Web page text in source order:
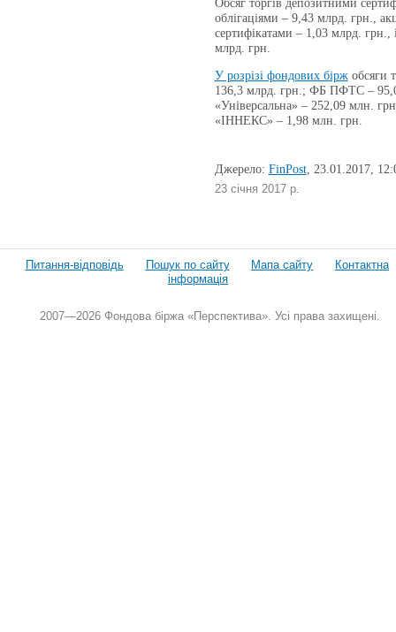
Обсяг торгів депозитними
облігаціями – 9,43 млрд. грн.,
сертифікатами – 1,03 млрд.
млрд. грн.
У розрізі фондових біржобсяги
136,3 млрд. грн.; ФБ ПФТС –
«Універсальна» – 252,09 млн.
«ІННЕКС» – 1,98 млн. грн.
Джерело: FinPost, 23.01.2017,
23 січня 2017 р.
Питання-відповідь Пошук по сайту Мапа сайту
Контактна
інформація
2007—2026 Фондова біржа «Перспектива». Усі права захищені.